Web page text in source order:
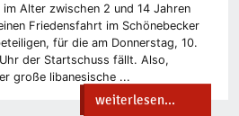
Alter zwischen 2 und 14 Jahren
Friedensfahrt im Schönebecker
für die am Donnerstag, 10.
der Startschuss fällt. Also,
große libanesische ...
weiterlesen...